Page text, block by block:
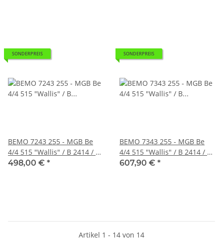
SONDERPREIS
BEMO 7243 255 - MGB Be
4/4 515 "Wallis" / B 2414 / B
2413 / ABDt 1716 "Uri"
498,00 € *
SONDERPREIS
BEMO 7343 255 - MGB Be
4/4 515 "Wallis" / B 2414 / B
2413 / ABDt 1716 "Uri"
607,90 € *
Artikel 1 - 14 von 14